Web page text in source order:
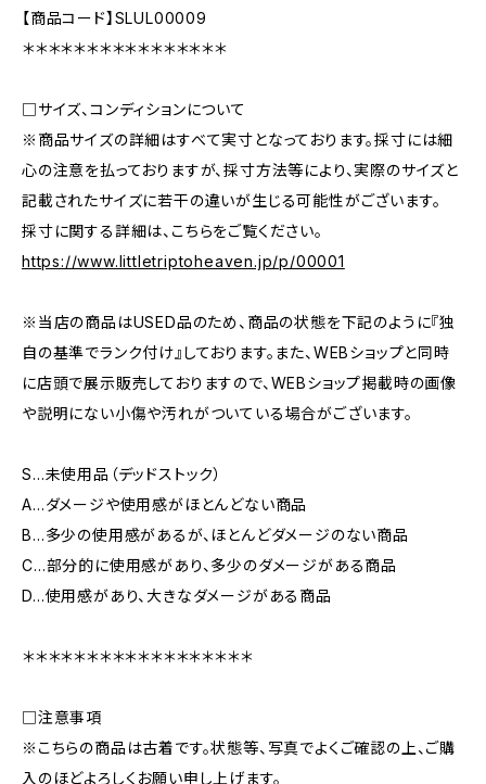
【商品コード】SLUL00009
＊＊＊＊＊＊＊＊＊＊＊＊＊＊＊＊
□サイズ、コンディションについて
※商品サイズの詳細はすべて実寸となっております。採寸には細
心の注意を払っておりますが、採寸方法等により、実際のサイズと
記載されたサイズに若干の違いが生じる可能性がございます。
採寸に関する詳細は、こちらをご覧ください。
https://www.littletriptoheaven.jp/p/00001
※当店の商品はUSED品のため、商品の状態を下記のように『独
自の基準でランク付け』しております。また、WEBショップと同時
に店頭で展示販売しておりますので、WEBショップ掲載時の画像
や説明にない小傷や汚れがついている場合がございます。
S…未使用品（デッドストック）
A…ダメージや使用感がほとんどない商品
B…多少の使用感があるが、ほとんどダメージのない商品
C…部分的に使用感があり、多少のダメージがある商品
D…使用感があり、大きなダメージがある商品
＊＊＊＊＊＊＊＊＊＊＊＊＊＊＊＊＊＊
□注意事項
※こちらの商品は古着です。状態等、写真でよくご確認の上、ご購
入のほどよろしくお願い申し上げます。